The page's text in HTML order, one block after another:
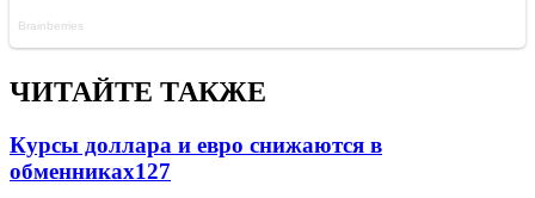
ЧИТАЙТЕ ТАКЖЕ
Курсы доллара и евро снижаются в
обменниках127